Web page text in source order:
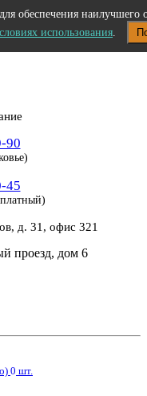
90
45
д. 31, офис 321
проезд, дом 6
0 шт.
обеспечения наилучшего
использования.